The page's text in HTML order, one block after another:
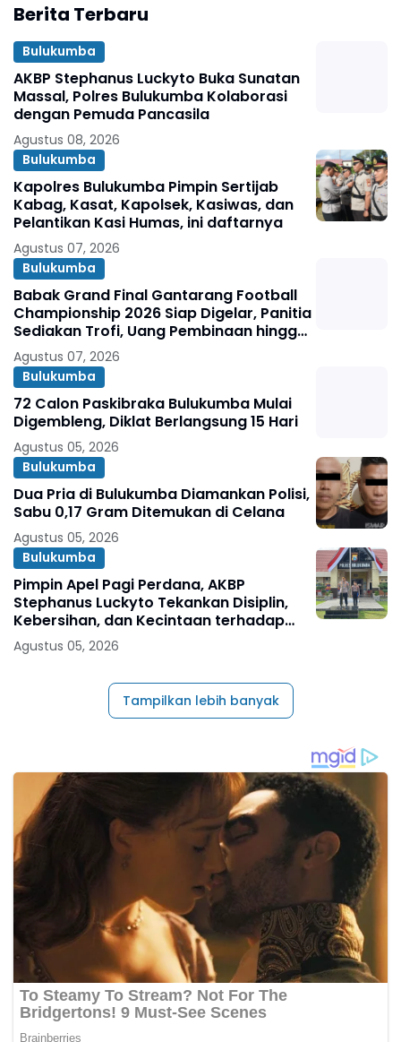
Berita Terbaru
Bulukumba
AKBP Stephanus Luckyto Buka Sunatan
Massal, Polres Bulukumba Kolaborasi
dengan Pemuda Pancasila
Agustus 08, 2026
Bulukumba
Kapolres Bulukumba Pimpin Sertijab
Kabag, Kasat, Kapolsek, Kasiwas, dan
Pelantikan Kasi Humas, ini daftarnya
Agustus 07, 2026
Bulukumba
Babak Grand Final Gantarang Football
Championship 2026 Siap Digelar, Panitia
Sediakan Trofi, Uang Pembinaan hingga
Penghargaan Individu
Agustus 07, 2026
Bulukumba
72 Calon Paskibraka Bulukumba Mulai
Digembleng, Diklat Berlangsung 15 Hari
Agustus 05, 2026
Bulukumba
Dua Pria di Bulukumba Diamankan Polisi,
Sabu 0,17 Gram Ditemukan di Celana
Agustus 05, 2026
Bulukumba
Pimpin Apel Pagi Perdana, AKBP
Stephanus Luckyto Tekankan Disiplin,
Kebersihan, dan Kecintaan terhadap
Organisasi
Agustus 05, 2026
Tampilkan lebih banyak